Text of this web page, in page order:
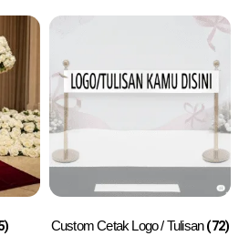
Custom Cetak Logo / Tulisan(72)